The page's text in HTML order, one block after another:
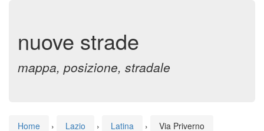
nuove strade
mappa, posizione, stradale
Home › Lazio › Latina › Via Priverno